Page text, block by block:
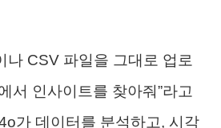
나 CSV 파일을 그대로 업로
서 인사이트를 찾아줘”라고
가 데이터를 분석하고, 시각